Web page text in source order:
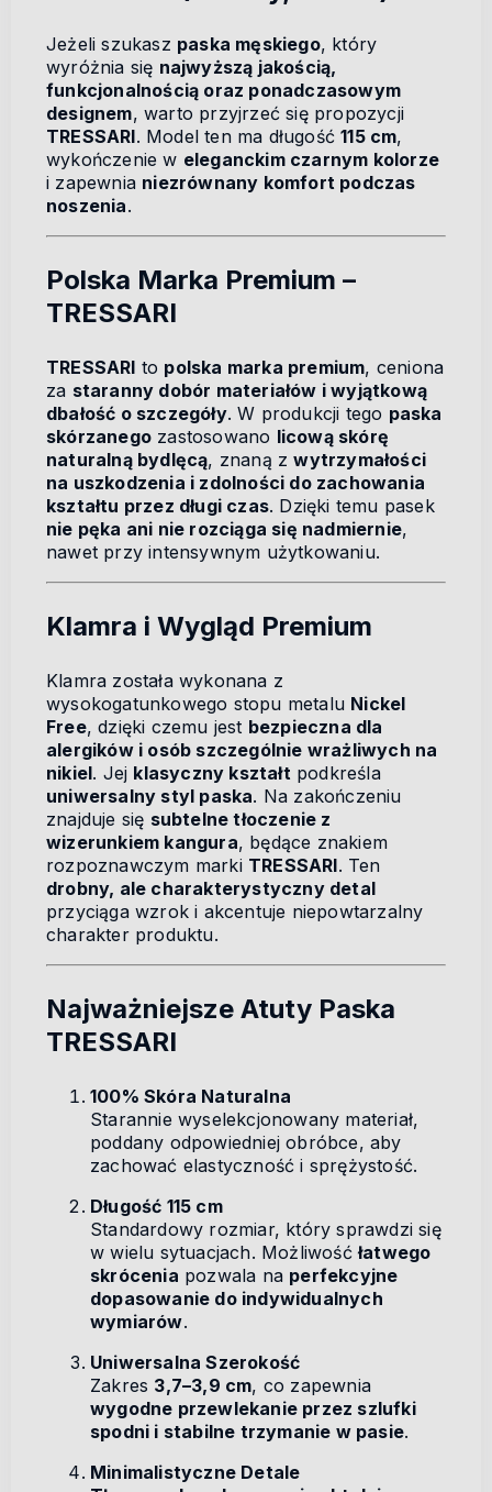
Jeżeli szukasz paska męskiego, który
wyróżnia się najwyższą jakością,
funkcjonalnością oraz ponadczasowym
designem, warto przyjrzeć się propozycji
TRESSARI. Model ten ma długość115 cm,
wykończenie w eleganckim czarnym kolorze
i zapewnia niezrównany komfort podczas
noszenia.
Polska Marka Premium –
TRESSARI
TRESSARI to polska marka premium, ceniona
za staranny dobór materiałów i wyjątkową
dbałość o szczegóły. W produkcji tego paska
skórzanego zastosowano licową skórę
naturalną bydlęcą, znaną zwytrzymałości
na uszkodzenia i zdolności do zachowania
kształtu przez długi czas. Dzięki temu pasek
nie pęka ani nie rozciąga się nadmiernie,
nawet przy intensywnym użytkowaniu.
Klamra i Wygląd Premium
Klamra została wykonana z
wysokogatunkowego stopu metalu Nickel
Free, dzięki czemu jest bezpieczna dla
alergików i osób szczególnie wrażliwych na
nikiel. Jej klasyczny kształt podkreśla
uniwersalny styl paska. Na zakończeniu
znajduje się subtelne tłoczenie z
wizerunkiem kangura, będące znakiem
rozpoznawczym marki TRESSARI. Ten
drobny, ale charakterystyczny detal
przyciąga wzrok i akcentuje niepowtarzalny
charakter produktu.
Najważniejsze Atuty Paska
TRESSARI
100% Skóra Naturalna
Starannie wyselekcjonowany materiał,
poddany odpowiedniej obróbce, aby
zachować elastyczność i sprężystość.
Długość 115 cm
Standardowy rozmiar, który sprawdzi się
w wielu sytuacjach. Możliwośćłatwego
skrócenia pozwala na perfekcyjne
dopasowanie do indywidualnych
wymiarów.
Uniwersalna Szerokość
Zakres 3,7–3,9 cm, co zapewnia
wygodne przewlekanie przez szlufki
spodni i stabilne trzymanie w pasie.
Minimalistyczne Detale